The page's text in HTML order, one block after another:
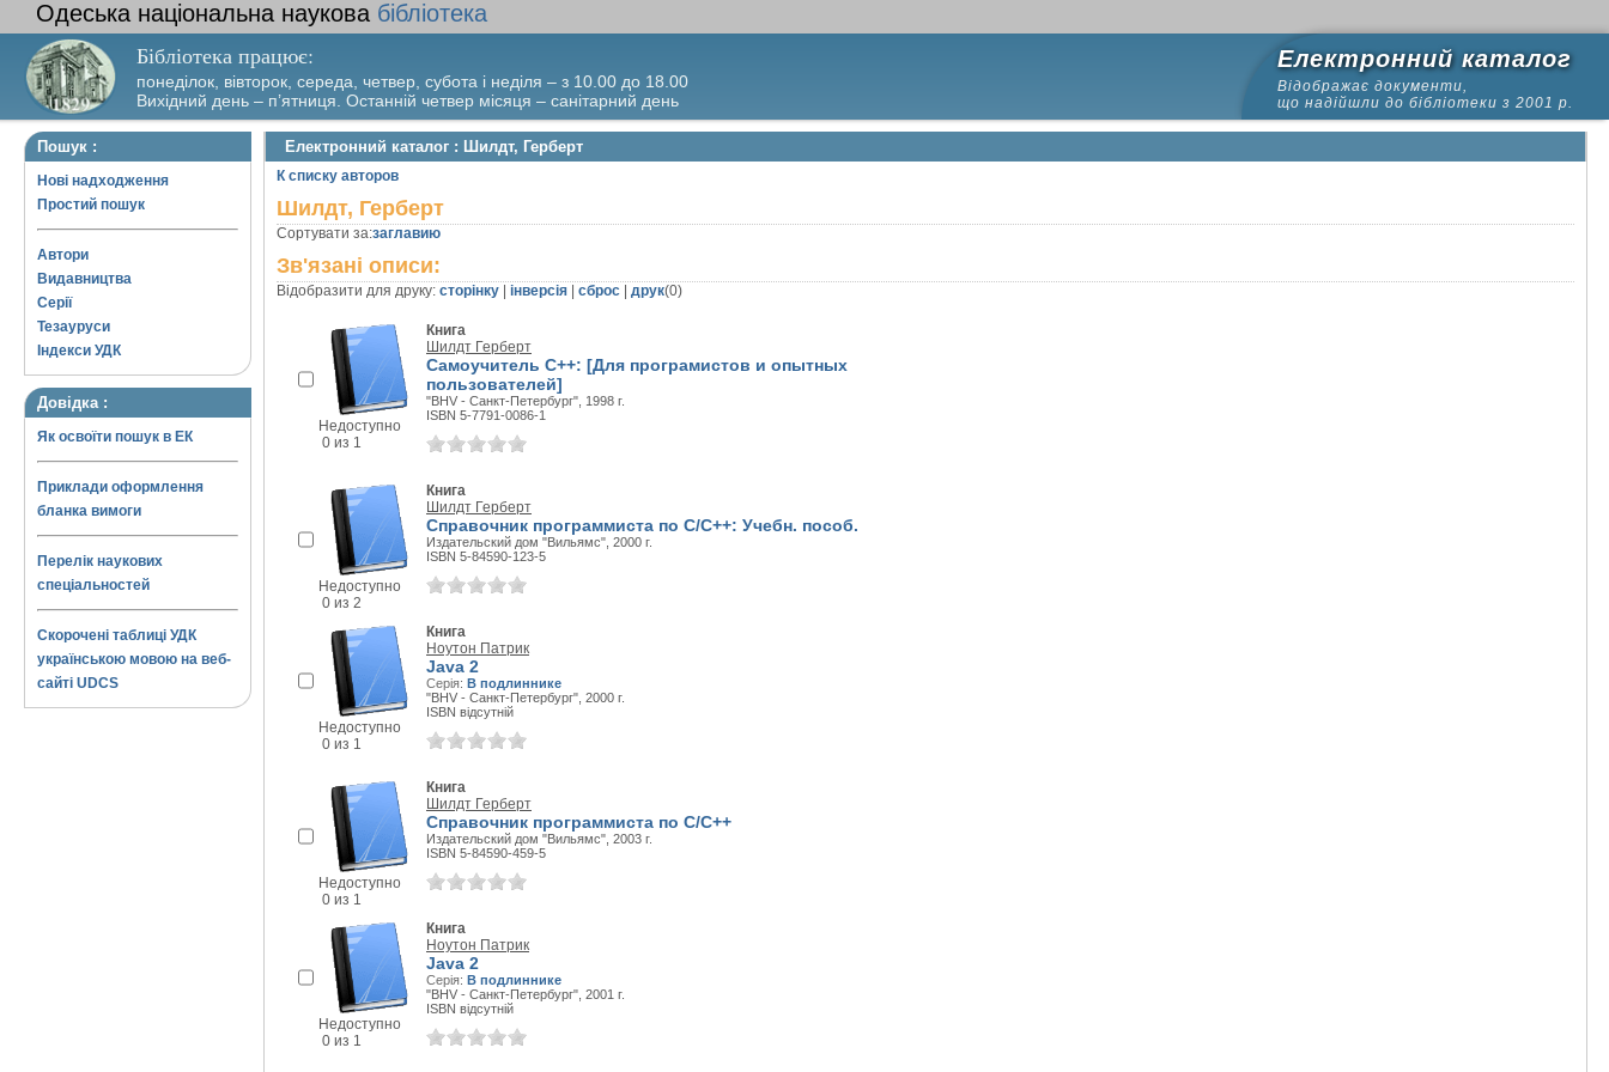
Одеська національна наукова бібліотека
Бібліотека працює:
понеділок, вівторок, середа, четвер, субота і неділя – з 10.00 до 18.00
Вихідний день – п’ятниця. Останній четвер місяця – санітарний день
Електронний каталог
Відображає документи,
що надійшли до бібліотеки з 2001 р.
Пошук :
Нові надходження
Простий пошук
Автори
Видавництва
Серії
Тезауруси
Індекси УДК
Довідка :
Як освоїти пошук в ЕК
Приклади оформлення
бланка вимоги
Перелік наукових
спеціальностей
Скорочені таблиці УДК
українською мовою на веб-
сайті UDCS
Електронний каталог : Шилдт, Герберт
К списку авторов
Шилдт, Герберт
Сортувати за:заглавию
Зв'язані описи:
Відобразити для друку: сторінку інверсія сброс друк(0)
Недоступно
0 из 1
Книга
Шилдт Герберт
Самоучитель С++: [Для програмистов и опытных
пользователей]
"BHV - Санкт-Петербург", 1998 г.
ISBN 5-7791-0086-1
Недоступно
0 из 2
Книга
Шилдт Герберт
Справочник программиста по С/С++: Учебн. пособ.
Издательский дом "Вильямс", 2000 г.
ISBN 5-84590-123-5
Недоступно
0 из 1
Книга
Ноутон Патрик
Java 2
Серія: В подлиннике
"BHV - Санкт-Петербург", 2000 г.
ISBN відсутній
Недоступно
0 из 1
Книга
Шилдт Герберт
Справочник программиста по С/С++
Издательский дом "Вильямс", 2003 г.
ISBN 5-84590-459-5
Недоступно
0 из 1
Книга
Ноутон Патрик
Java 2
Серія: В подлиннике
"BHV - Санкт-Петербург", 2001 г.
ISBN відсутній